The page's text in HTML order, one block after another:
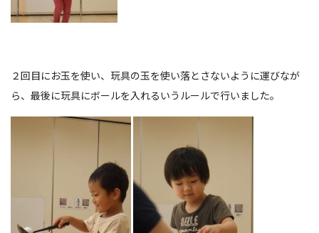
２回目にお玉を使い、玩具の玉を使い落とさないように運びなが
ら、最後に玩具にボールを入れるいうルールで行いました。